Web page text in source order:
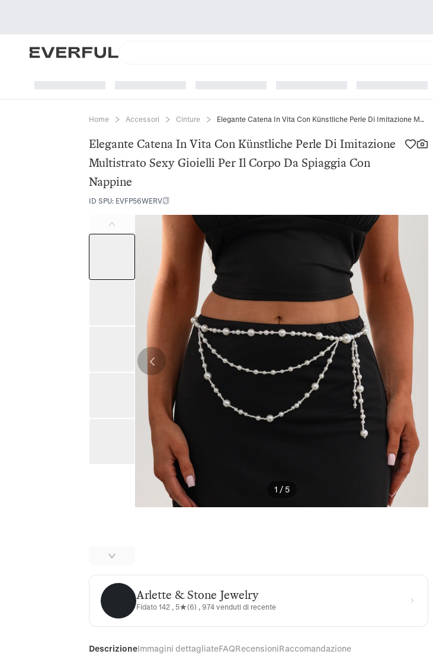
Home Accessori Cinture Elegante Catena In Vita Con Künstliche Perle Di Imitazione Multistrato Sexy Gioielli Per Il Corpo Da Spiaggia Con Nappine
Elegante Catena In Vita Con Künstliche Perle Di Imitazione
Multistrato Sexy Gioielli Per Il Corpo Da Spiaggia Con
Nappine
ID SPU: EVFP56WERV
1 / 5
Arlette & Stone Jewelry
Arlette & Stone Jewelry
Fidato 142 , 5★(6) , 974 venduti di recente
DescrizioneImmagini dettagliateFAQRecensioniRaccomandazione